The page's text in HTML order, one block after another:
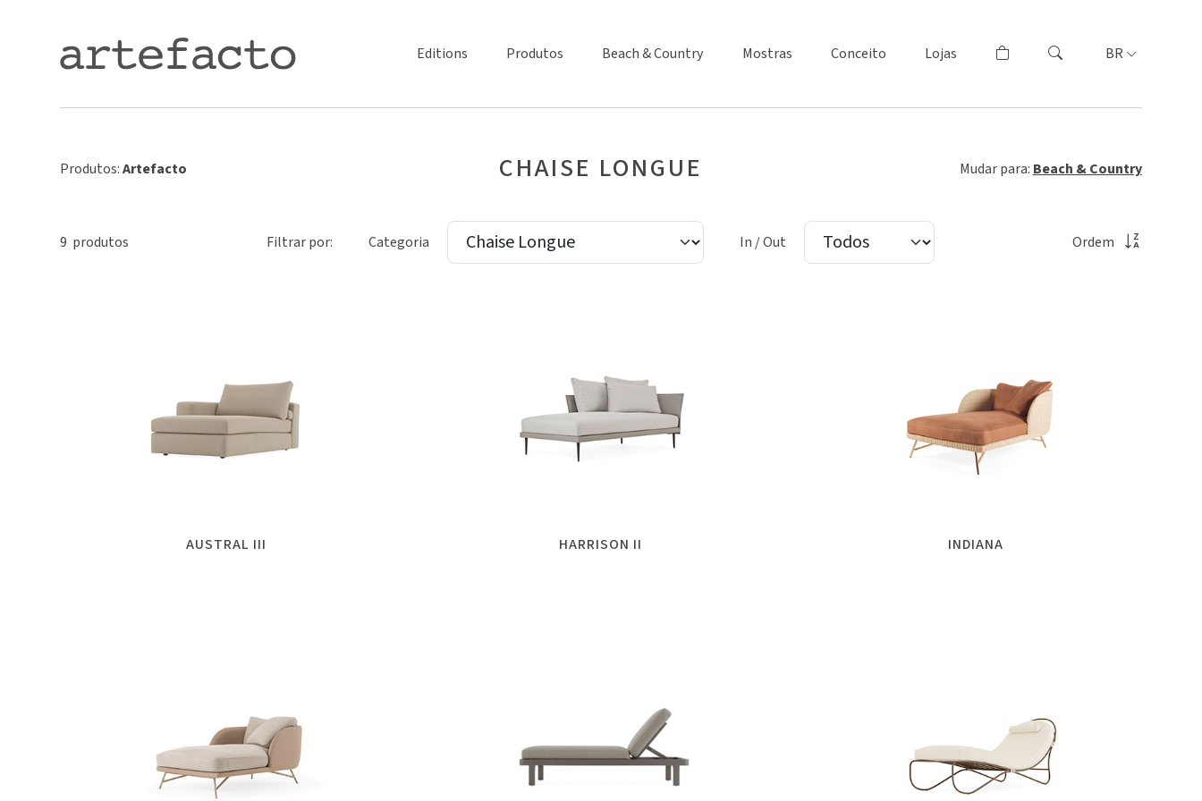
Editions Produtos Beach & Country Mostras Conceito Lojas BR
Produtos:Artefacto CHAISE LONGUE Mudar para: Beach & Country
9 produtos Filtrar por: Categoria In / Out Ordem
AUSTRAL III HARRISON II INDIANA